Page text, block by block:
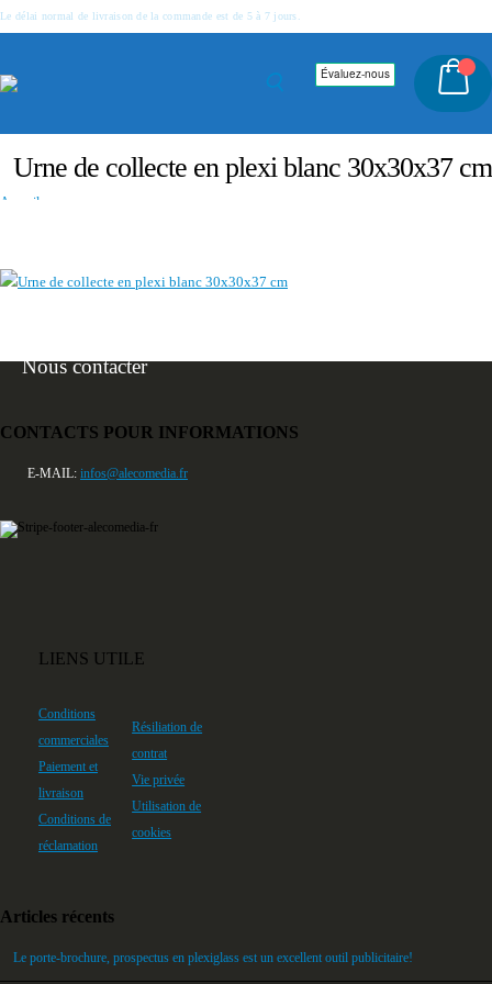
Le délai normal de livraison de la commande est de 5 à 7 jours.
Urne de collecte en plexi blanc 30x30x37 cm
Accueil
Nous contacter
CONTACTS POUR INFORMATIONS
E-MAIL: infos@alecomedia.fr
LIENS UTILE
Conditions
commerciales
Paiement et
livraison
Conditions de
réclamation
Résiliation de
contrat
Vie privée
Utilisation de
cookies
Articles récents
Le porte-brochure, prospectus en plexiglass est un excellent outil publicitaire!